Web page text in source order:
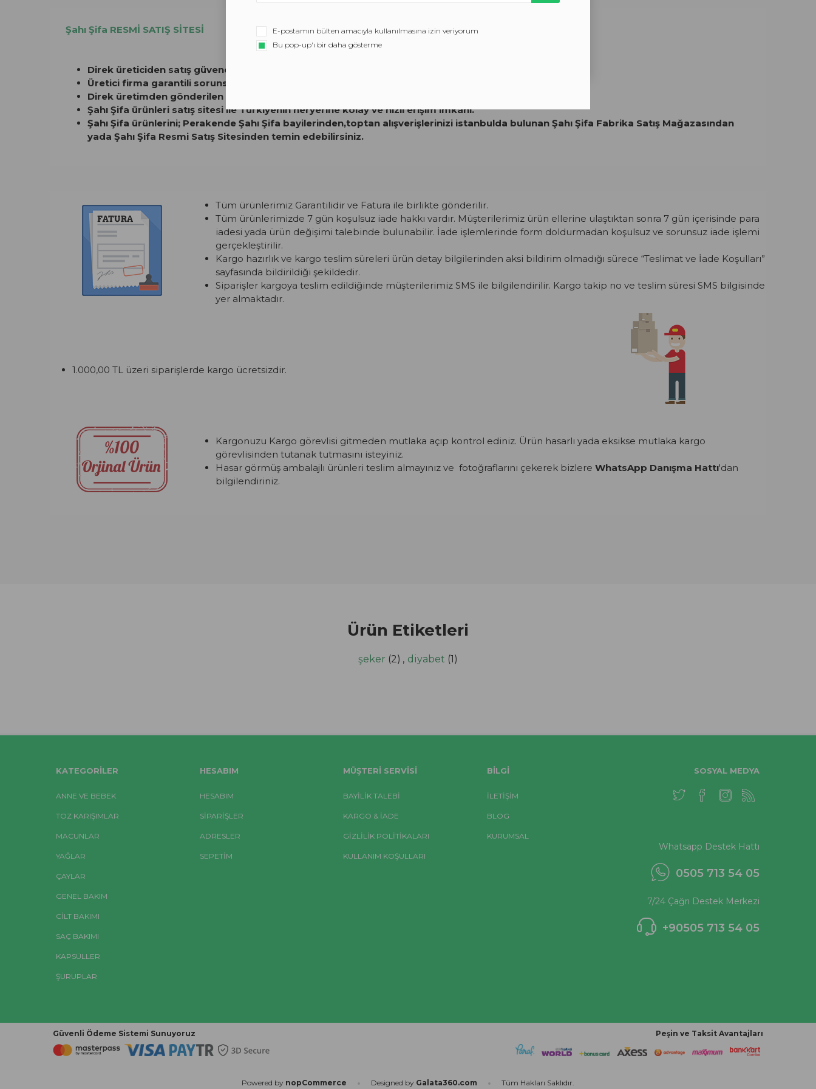
Şahı Şifa RESMİ SATIŞ SİTESİ
Direk üreticiden satış güvencesi.
Üretici firma garantili sorunsuz gönderim ve sorunsuz ürün.
Direk üretimden gönderilen yeni üretim, taze ve raf ömrü uzun ürünler.
Şahı Şifa ürünleri satış sitesi ile Türkiyenin heryerine kolay ve hızlı erişim imkanı.
Şahı Şifa ürünlerini; Perakende Şahı Şifa bayilerinden,toptan alışverişlerinizi istanbulda bulunan Şahı Şifa Fabrika Satış Mağazasından
yada Şahı Şifa Resmi Satış Sitesinden temin edebilirsiniz.
Tüm ürünlerimiz Garantilidir ve Fatura ile birlikte gönderilir.
Tüm ürünlerimizde 7 gün koşulsuz iade hakkı vardır. Müşterilerimiz ürün ellerine ulaştıktan sonra 7 gün içerisinde para
iadesi yada ürün değişimi talebinde bulunabilir. İade işlemlerinde form doldurmadan koşulsuz ve sorunsuz iade işlemi
gerçekleştirilir.
Kargo hazırlık ve kargo teslim süreleri ürün detay bilgilerinden aksi bildirim olmadığı sürece “Teslimat ve İade Koşulları”
sayfasında bildirildiği şekildedir.
Siparişler kargoya teslim edildiğinde müşterilerimiz SMS ile bilgilendirilir. Kargo takip no ve teslim süresi SMS bilgisinde
yer almaktadır.
1.000,00 TL üzeri siparişlerde kargo ücretsizdir.
Kargonuzu Kargo görevlisi gitmeden mutlaka açıp kontrol ediniz. Ürün hasarlı yada eksikse mutlaka kargo
görevlisinden tutanak tutmasını isteyiniz.
Hasar görmüş ambalajlı ürünleri teslim almayınız ve fotoğraflarını çekerek bizlere WhatsApp Danışma Hattı'dan
bilgilendiriniz.
Ürün Etiketleri
şeker (2) , diyabet (1)
KATEGORILER
ANNE VE BEBEK
TOZ KARIŞIMLAR
MACUNLAR
YAĞLAR
ÇAYLAR
GENEL BAKIM
CİLT BAKIMI
SAÇ BAKIMI
KAPSÜLLER
ŞURUPLAR
HESABIM
HESABIM
SIPARIŞLER
ADRESLER
SEPETIM
MÜŞTERI SERVISI
BAYİLİK TALEBİ
KARGO & İADE
GİZLİLİK POLİTİKALARI
KULLANIM KOŞULLARI
BILGI
İLETİŞİM
BLOG
KURUMSAL
SOSYAL MEDYA
Whatsapp Destek Hattı
0505 713 54 05
7/24 Çağrı Destek Merkezi
+90505 713 54 05
Güvenli Ödeme Sistemi Sunuyoruz Peşin ve Taksit Avantajları
Powered by nopCommerce Designed by Galata360.com Tüm Hakları Saklıdır.
DAHA FAZLA BILGI EDIN
E-postamın bülten amacıyla kullanılmasına izin veriyorum
Bu pop-up'ı bir daha gösterme